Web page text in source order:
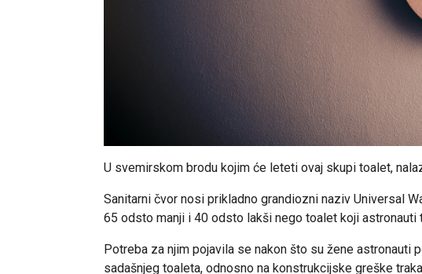
U svemirskom brodu kojim će leteti ovaj skupi toalet,
Sanitarni čvor nosi prikladno grandiozni naziv Universal
65 odsto manji i 40 odsto lakši nego toalet koji astronauti
Potreba za njim pojavila se nakon što su žene astronauti
sadašnjeg toaleta, odnosno na konstrukcijske greške